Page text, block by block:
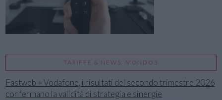
TARIFFE & NEWS: MONDO3
Fastweb + Vodafone, i risultati del secondo trimestre 2026
confermano la validità di strategia e sinergie